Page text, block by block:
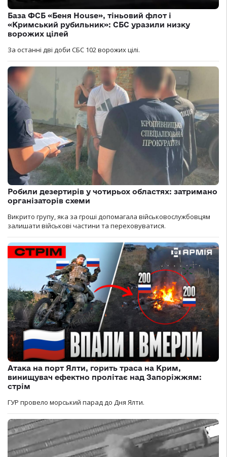
База ФСБ «Беня House», тіньовий флот і
«Кримський рубильник»: СБС уразили низку
ворожих цілей
За останні дві доби СБС 102 ворожих цілі.
Робили дезертирів у чотирьох областях: затримано
організаторів схеми
Викрито групу, яка за гроші допомагала військовослужбовцям
залишати військові частини та переховуватися.
Атака на порт Ялти, горить траса на Крим,
винищувач ефектно пролітає над Запоріжжям:
стрім
ГУР провело морський парад до Дня Ялти.